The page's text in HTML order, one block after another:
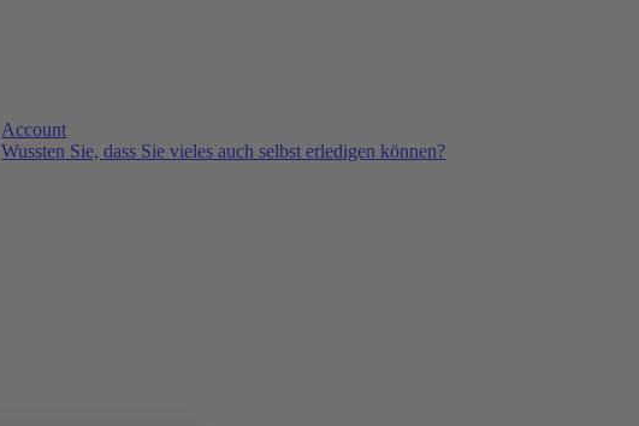
Account
Wussten Sie, dass Sie vieles auch selbst erledigen können?